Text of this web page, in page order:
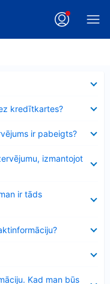
kredītkartes?
ir pabeigts?
izmantojot
ir tāds
Kad man būs